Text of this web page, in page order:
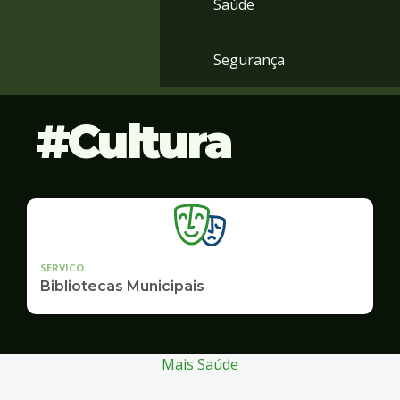
Saúde
Segurança
Cultura
SERVICO
Bibliotecas Municipais
Mais Saúde